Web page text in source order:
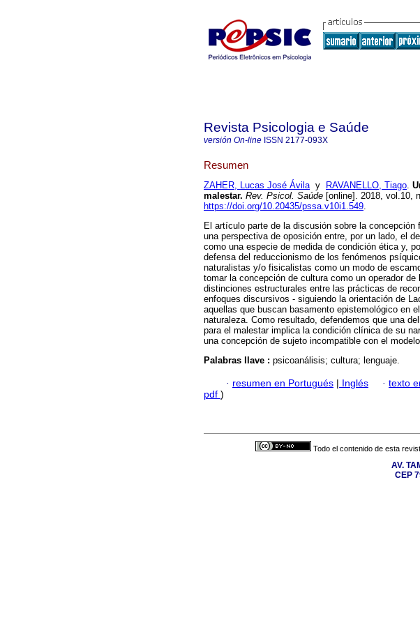
Revista Psicologia e Saúde
versión On-line ISSN 2177-093X
Resumen
ZAHER, Lucas José Ávilay RAVANELLO, Tiago.
malestar. Rev. Psicol. Saúde [online]. 2018, vol.10,
https://doi.org/10.20435/pssa.v10i1.549.
El artículo parte de la discusión sobre la concepción
una perspectiva de oposición entre, por un lado, el
como una especie de medida de condición ética y,
defensa del reduccionismo de los fenómenos
naturalistas y/o fisicalistas como un modo de
tomar la concepción de cultura como un operador
distinciones estructurales entre las prácticas de
enfoques discursivos - siguiendo la orientación de
aquellas que buscan basamento epistemológico en
naturaleza. Como resultado, defendemos que una
para el malestar implica la condición clínica de su
una concepción de sujeto incompatible con el
Palabras llave : psicoanálisis; cultura; lenguaje.
· resumen en Portugués | Inglés · texto
pdf )
Todo el contenido de esta
AV.
CEP